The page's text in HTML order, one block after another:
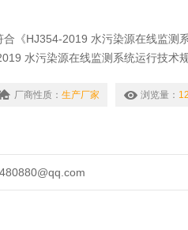
《HJ354-2019 水污染源在线监测
水污染源在线监测系统运行技术
功能丰富，适用于与在线式超声波明
厂商性质： 生产厂家 浏览量：